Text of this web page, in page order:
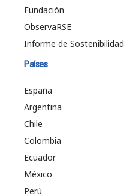
Fundación
ObservaRSE
Informe de Sostenibilidad
Países
España
Argentina
Chile
Colombia
Ecuador
México
Perú